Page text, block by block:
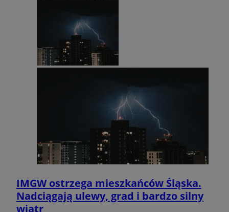
IMGW ostrzega mieszkańców Śląska.
Nadciągają ulewy, grad i bardzo silny
wiatr